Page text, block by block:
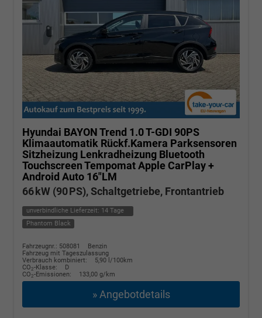
Hyundai BAYONTrend 1.0 T-GDI 90PS
Klimaautomatik Rückf.Kamera Parksensoren
Sitzheizung Lenkradheizung Bluetooth
Touchscreen Tempomat Apple CarPlay +
Android Auto 16"LM
66 kW (90 PS), Schaltgetriebe, Frontantrieb
unverbindliche Lieferzeit: 14 Tage
Phantom Black
Fahrzeugnr.: 508081
Benzin
Fahrzeug mit Tageszulassung
Verbrauch kombiniert:
5,90 l/100km
CO2-Klasse:
D
CO2-Emissionen: 133,00 g/km
» Angebotdetails